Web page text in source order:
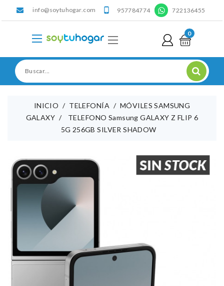
info@soytuhogar.com  957784774 ' 722136455
0
INICIO TELEFONÍA
MÓVILES SAMSUNG
GALAXY
TELEFONO Samsung GALAXY Z FLIP 6
5G 256GB SILVER SHADOW